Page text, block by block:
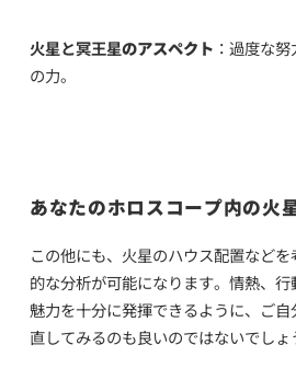
火星と冥王星のアスペクト ：過度な
の力。
あなたのホロスコープ内の火
この他にも、火星のハウス配置など
的な分析が可能になります。情熱、
魅力を十分に発揮できるように、ご
直してみるのも良いのではないでしょ